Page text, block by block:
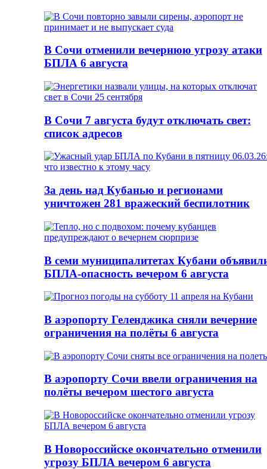
В Сочи отменили вечернюю угрозу атаки
БПЛА 6 августа
В Сочи 7 августа будут отключать свет:
список адресов
За день над Кубанью и регионами
уничтожен 281 вражеский беспилотник
В семи муниципалитетах Кубани
БПЛА-опасность вечером 6 августа
В аэропорту Геленджика сняли вечерние
ограничения на полёты 6 августа
В аэропорту Сочи ввели ограничения на
полёты вечером шестого августа
В Новороссийске окончательно отменили
угрозу БПЛА вечером 6 августа